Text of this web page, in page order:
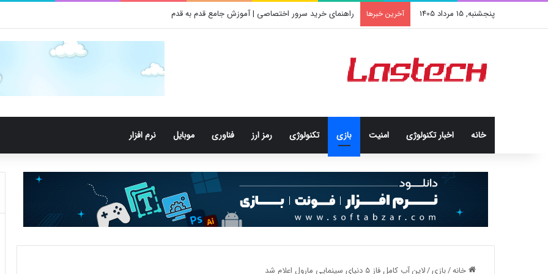
پنجشنبه, 15 مرداد 1405 آخرین خبرها راهنمای خرید سرور اختصاصی | آموزش جامع قدم به قدم
خانه اخبار تکنولوژی امنيت بازی تکنولوژی رمز ارز فناوری موبایل نرم افزار
خانه/بازی/لاین آپ کامل فاز ۵ دنیای سینمایی مارول اعلام شد